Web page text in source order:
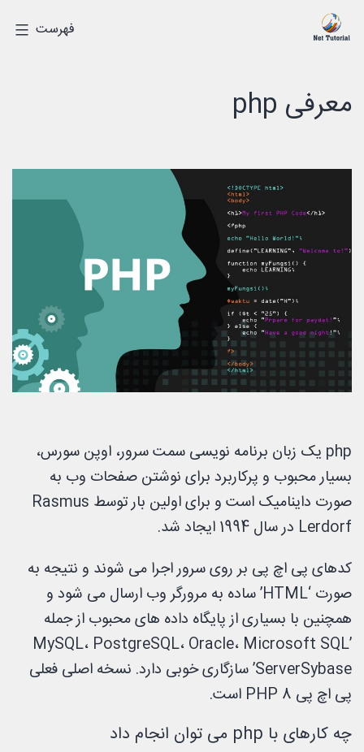
پرش
درک
فهرست
معرفی php
php یک زبان برنامه نویسی سمت سرور، اوپن سورس،
بسیار محبوب و پرکاربرد برای نوشتن صفحات وب به
صورت داینامیک است و برای اولین بار توسط Rasmus
Lerdorf در سال 1994 ایجاد شد.
کدهای پی اچ پی بر روی سرور اجرا می شوند و نتیجه به
صورت ‘HTML’ ساده به مرورگر وب ارسال می شود و
همچنین با بسیاری از پایگاه داده های محبوب از جمله
MySQL، PostgreSQL، Oracle، Microsoft SQL’
ServerSybase’ سازگاری خوبی دارد. نسخه اصلی فعلی
پی اچ پی PHP 8 است.
چه کارهای با php می توان انجام داد